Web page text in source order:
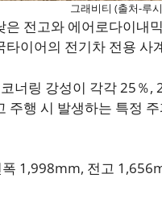
그래비티 (출처-루
전고와 에어로다이내
이어의 전기차 전용 사
코너링 강성이 각각 25
주행 시 발생하는 특정
1,998mm, 전고